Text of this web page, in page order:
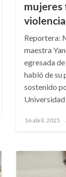
mujeres
Reportera:
maestra
egresada
habló de su
sostenido
Publicado
16 abril, 2025